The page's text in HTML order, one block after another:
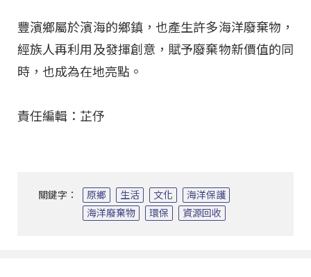
豐濱鄉屬於濱海的鄉鎮，也產生許多海洋廢棄物，
經族人再利用及發揮創意，賦予廢棄物新價值的同
時，也成為在地亮點。
責任編輯：芷伃
關鍵字： 原鄉 生活 文化
海洋保護
海洋廢棄物
環保 資源回收